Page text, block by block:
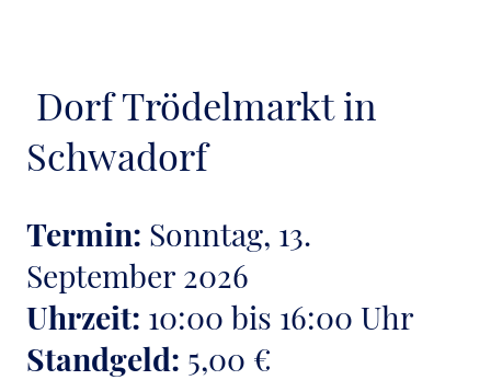
Dorf Trödelmarkt in
Schwadorf
Termin: Sonntag, 13.
September 2026
Uhrzeit: 10:00 bis 16:00 Uhr
Standgeld: 5,00 €